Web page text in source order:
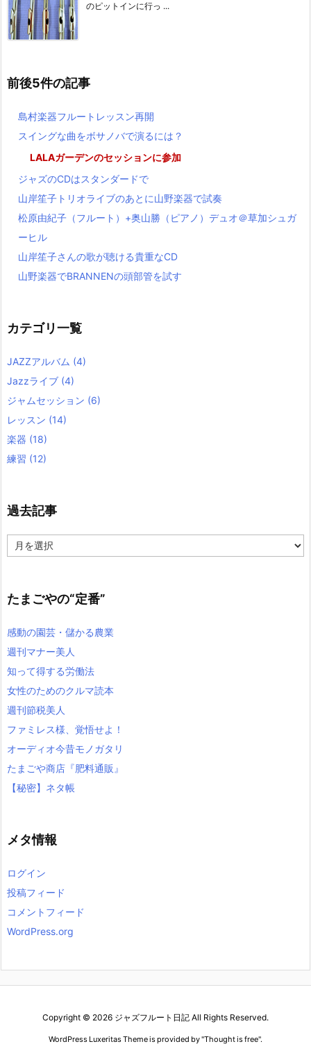
のピットインに行っ ...
前後5件の記事
島村楽器フルートレッスン再開
スイングな曲をボサノバで演るには？
LALAガーデンのセッションに参加
ジャズのCDはスタンダードで
山岸笙子トリオライブのあとに山野楽器で試奏
松原由紀子（フルート）+奥山勝（ピアノ）デュオ＠草加シュガ
ーヒル
山岸笙子さんの歌が聴ける貴重なCD
山野楽器でBRANNENの頭部管を試す
カテゴリ一覧
JAZZアルバム (4)
Jazzライブ (4)
ジャムセッション (6)
レッスン (14)
楽器 (18)
練習 (12)
過去記事
去
たまごやの“定番”
感動の園芸・儲かる農業
週刊マナー美人
知って得する労働法
女性のためのクルマ読本
週刊節税美人
ファミレス様、覚悟せよ！
オーディオ今昔モノガタリ
たまごや商店『肥料通販』
【秘密】ネタ帳
メタ情報
ログイン
投稿フィード
コメントフィード
WordPress.org
Copyright © 2026 ジャズフルート日記 All Rights Reserved.
WordPress Luxeritas Theme is provided by "Thought is free".